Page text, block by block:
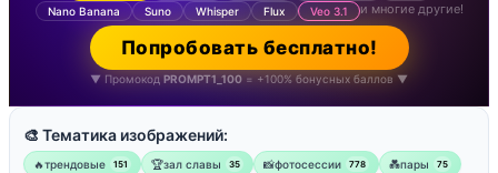
Nano Banana
Suno Whisper Flux Veo 3.1 и многие другие!
Попробовать бесплатно!
▼ Промокод PROMPT1_100 = +100% бонусных баллов ▼
🎨 Тематика изображений:
🔥трендовые 151 🏆зал славы 35 📸фотосессии 778 💑пары 75